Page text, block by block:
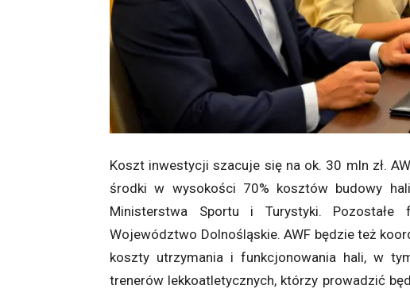
Koszt inwestycji szacuje się na ok. 30 mln zł.
środki w wysokości 70% kosztów budowy
Ministerstwa Sportu i Turystyki. Pozostałe
Województwo Dolnośląskie. AWF będzie też
koszty utrzymania i funkcjonowania hali, w
trenerów lekkoatletycznych, którzy prowadzić